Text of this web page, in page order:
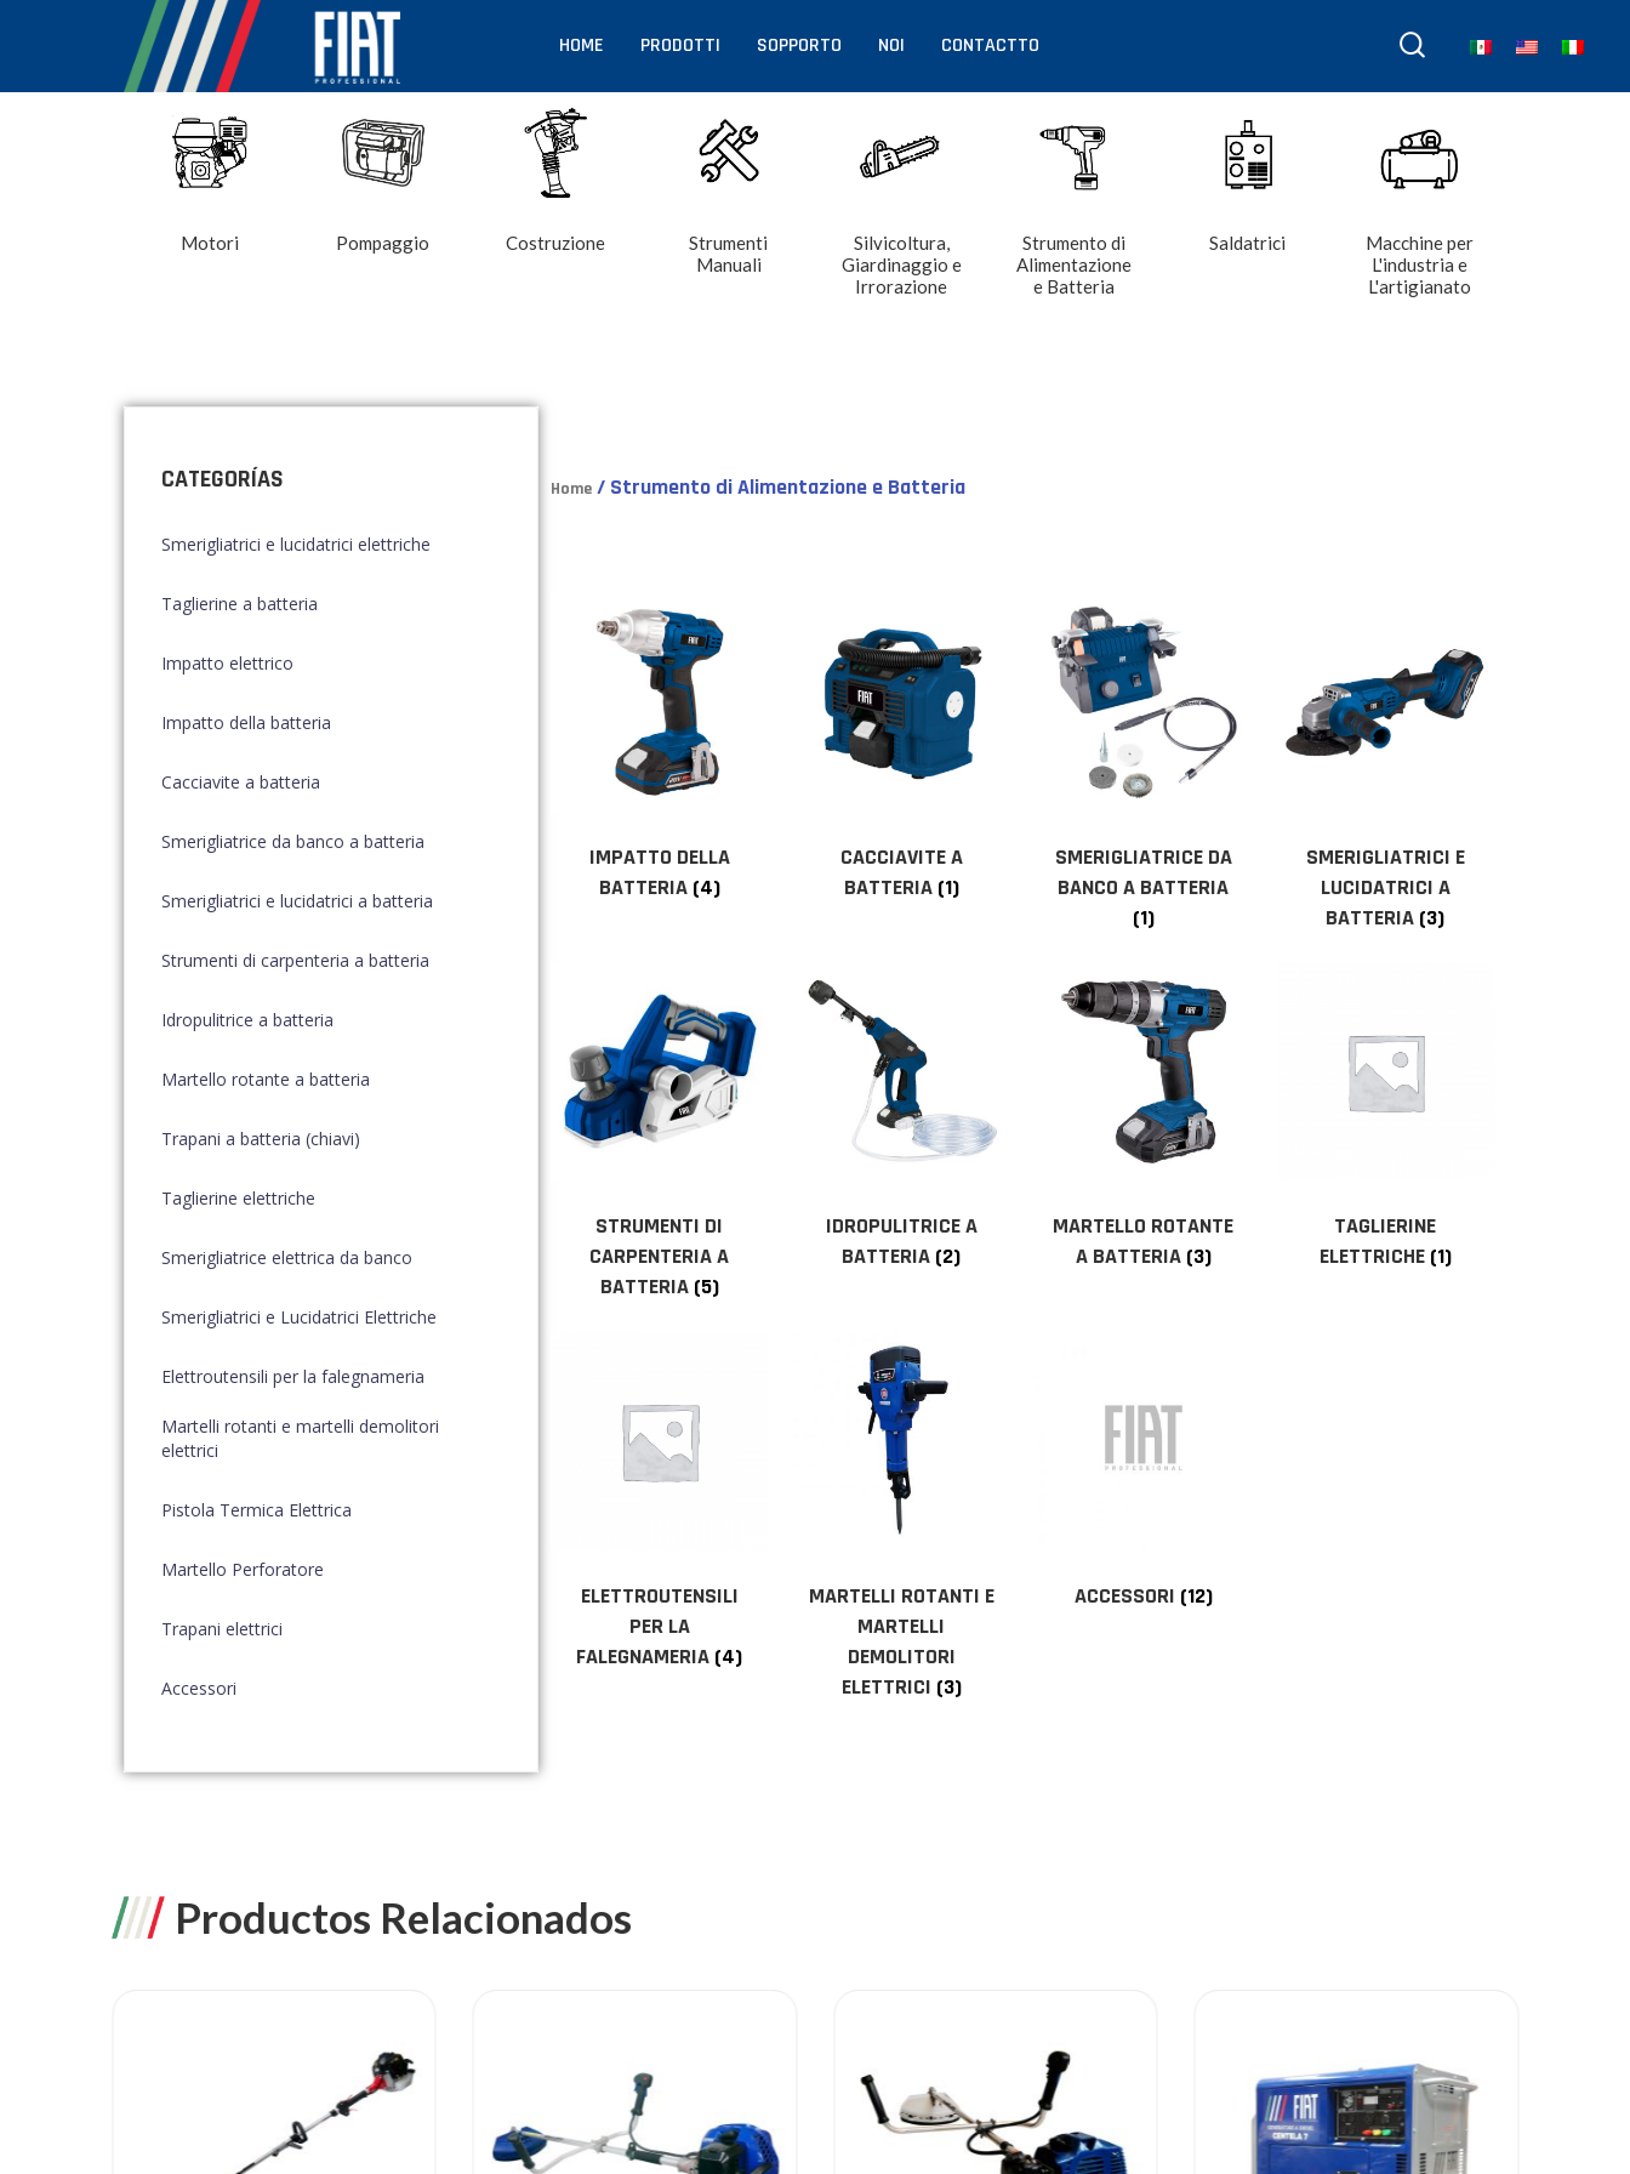
HOME PRODOTTI SOPPORTO NOI CONTACTTO
Motori Pompaggio Costruzione
Strumenti
Manuali
Silvicoltura,
Giardinaggio e
Irrorazione
Strumento di
Alimentazione
e Batteria
Saldatrici
Macchine per
L'industria e
L'artigianato
CATEGORÍAS
Smerigliatrici e lucidatrici elettriche
Taglierine a batteria
Impatto elettrico
Impatto della batteria
Cacciavite a batteria
Smerigliatrice da banco a batteria
Smerigliatrici e lucidatrici a batteria
Strumenti di carpenteria a batteria
Idropulitrice a batteria
Martello rotante a batteria
Trapani a batteria (chiavi)
Taglierine elettriche
Smerigliatrice elettrica da banco
Smerigliatrici e Lucidatrici Elettriche
Elettroutensili per la falegnameria
Martelli rotanti e martelli demolitori
elettrici
Pistola Termica Elettrica
Martello Perforatore
Trapani elettrici
Accessori
Home / Strumento di Alimentazione e Batteria
IMPATTO DELLA
BATTERIA (4)
CACCIAVITE A
BATTERIA (1)
SMERIGLIATRICE DA
BANCO A BATTERIA
(1)
SMERIGLIATRICI E
LUCIDATRICI A
BATTERIA (3)
STRUMENTI DI
CARPENTERIA A
BATTERIA (5)
IDROPULITRICE A
BATTERIA (2)
MARTELLO ROTANTE
A BATTERIA (3)
TAGLIERINE
ELETTRICHE (1)
ELETTROUTENSILI
PER LA
FALEGNAMERIA (4)
MARTELLI ROTANTI E
MARTELLI
DEMOLITORI
ELETTRICI (3)
ACCESSORI (12)
Productos Relacionados